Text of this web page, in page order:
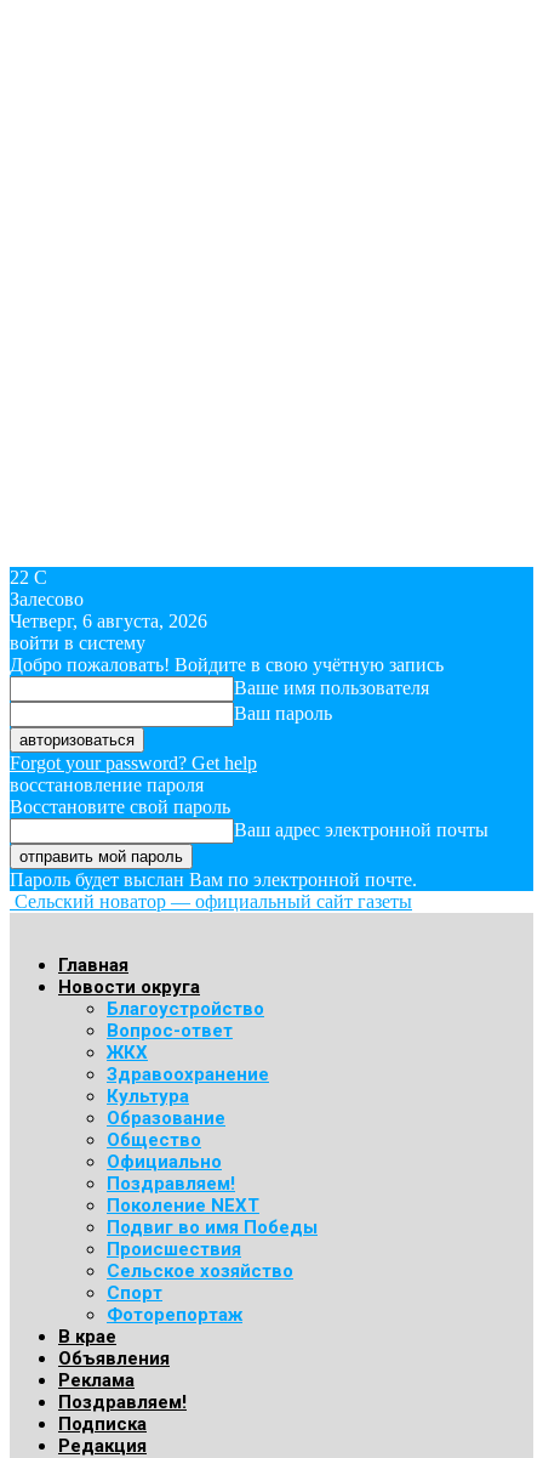
22 C
Залесово
Четверг, 6 августа, 2026
войти в систему
Добро пожаловать! Войдите в свою учётную запись
Ваше имя пользователя
Ваш пароль
Forgot your password? Get help
восстановление пароля
Восстановите свой пароль
Ваш адрес электронной почты
Пароль будет выслан Вам по электронной почте.
Сельский новатор — официальный сайт газеты
Главная
Новости округа
Благоустройство
Вопрос-ответ
ЖКХ
Здравоохранение
Культура
Образование
Общество
Официально
Поздравляем!
Поколение NEXT
Подвиг во имя Победы
Происшествия
Сельское хозяйство
Спорт
Фоторепортаж
В крае
Объявления
Реклама
Поздравляем!
Подписка
Редакция